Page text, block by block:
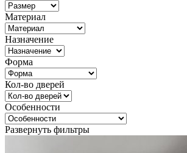
Материал
Назначение
Форма
Кол-во дверей
Особенности
Развернуть фильтры